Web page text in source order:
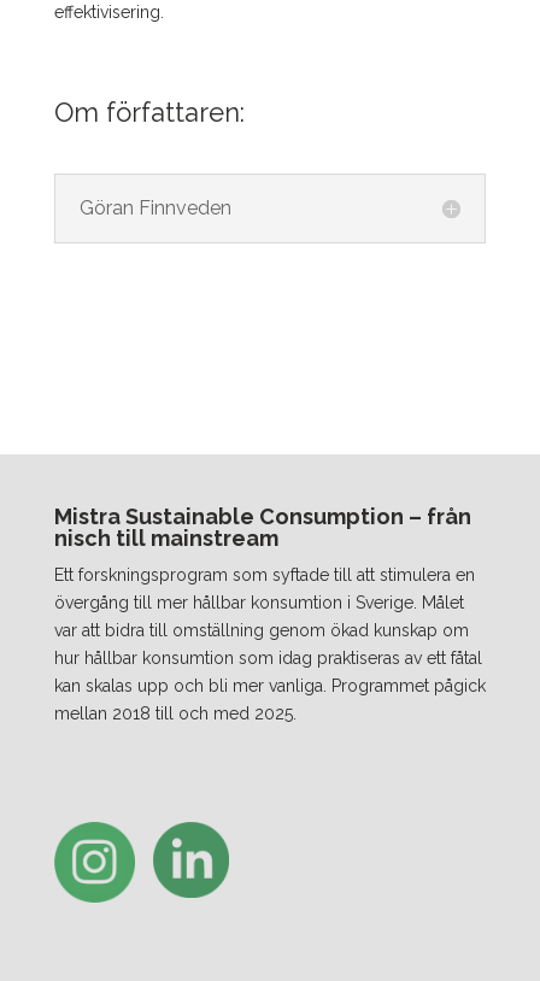
effektivisering.
Om författaren:
Göran Finnveden
Mistra Sustainable Consumption – från
nisch till mainstream
Ett forskningsprogram som syftade till att stimulera en
övergång till mer hållbar konsumtion i Sverige. Målet
var att bidra till omställning genom ökad kunskap om
hur hållbar konsumtion som idag praktiseras av ett fåtal
kan skalas upp och bli mer vanliga. Programmet pågick
mellan 2018 till och med 2025.